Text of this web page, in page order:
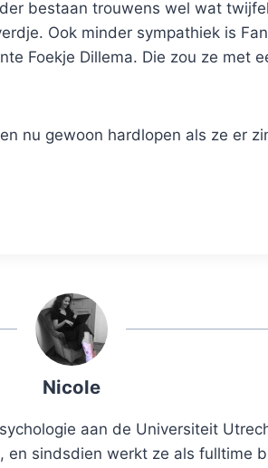
bestaan trouwens wel wat
Ook minder sympathiek is
Foekje Dillema. Die zou ze met
nu gewoon hardlopen als ze er
Nicole
aan de Universiteit
en sindsdien werkt ze als fulltime